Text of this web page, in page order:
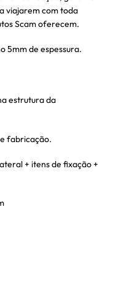
viajarem com toda
Scam oferecem.
5mm de espessura.
estrutura da
fabricação.
+ itens de fixação +